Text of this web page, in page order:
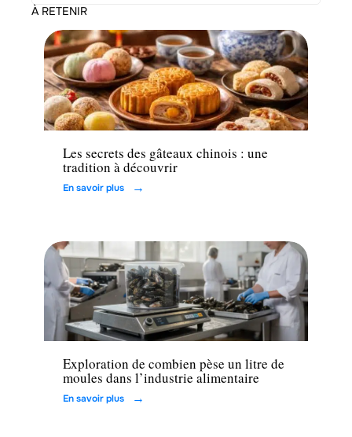
À RETENIR
Loisirs
Les secrets des gâteaux chinois : une
tradition à découvrir
En savoir plus
Loisirs
Exploration de combien pèse un litre de
moules dans l’industrie alimentaire
En savoir plus